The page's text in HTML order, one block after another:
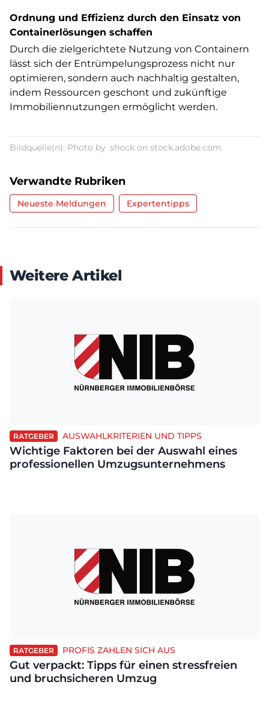
Ordnung und Effizienz durch den Einsatz von
Containerlösungen schaffen
Durch die zielgerichtete Nutzung von Containern
lässt sich der Entrümpelungsprozess nicht nur
optimieren, sondern auch nachhaltig gestalten,
indem Ressourcen geschont und zukünftige
Immobiliennutzungen ermöglicht werden.
Bildquelle(n): Photo by .shock on stock.adobe.com
Verwandte Rubriken
Neueste Meldungen Expertentipps
Weitere Artikel
RATGEBER AUSWAHLKRITERIEN UND TIPPS
Wichtige Faktoren bei der Auswahl eines
professionellen Umzugsunternehmens
RATGEBER PROFIS ZAHLEN SICH AUS
Gut verpackt: Tipps für einen stressfreien
und bruchsicheren Umzug